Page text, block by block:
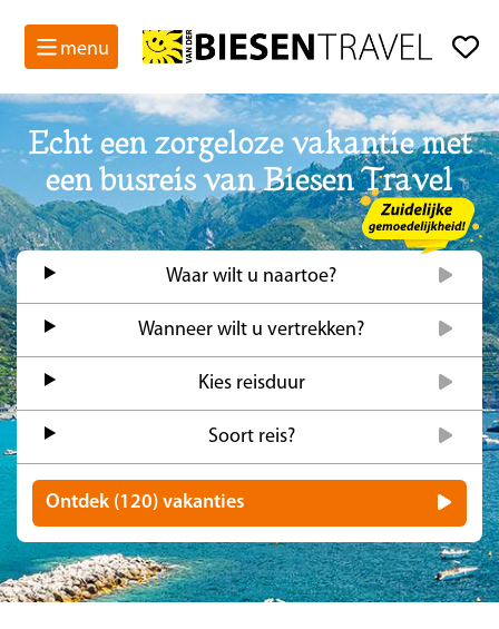
menu
Echt een zorgeloze vakantie met
een busreis van Biesen Travel
Waar wilt u naartoe?
Wanneer wilt u vertrekken?
Kies reisduur
Soort reis?
Ontdek (120) vakanties